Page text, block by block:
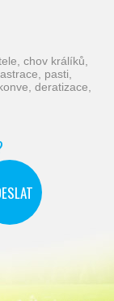
pasti,
deratizace,